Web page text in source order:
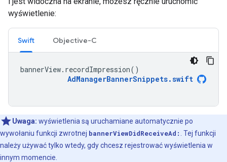
wyświetlenie:
Swift Objective-C
bannerView. recordImpression()
AdManagerBannerSnippets.swift
Uwaga: wyświetlenia są uruchamiane automatycznie po
wywołaniu funkcji zwrotnej bannerViewDidReceiveAd: . Tej funkcji
należy używać tylko wtedy, gdy chcesz rejestrować wyświetlenia w
innym momencie.